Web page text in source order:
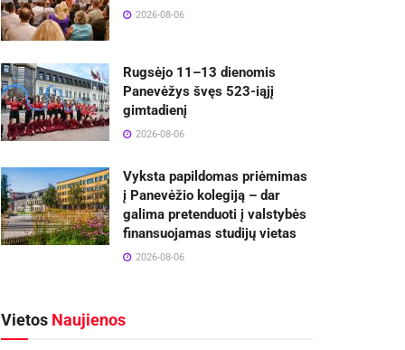
2026-08-06
Rugsėjo 11–13 dienomis
Panevėžys švęs 523-iąjį
gimtadienį
2026-08-06
Vyksta papildomas priėmimas
į Panevėžio kolegiją – dar
galima pretenduoti į valstybės
finansuojamas studijų vietas
2026-08-06
Vietos Naujienos